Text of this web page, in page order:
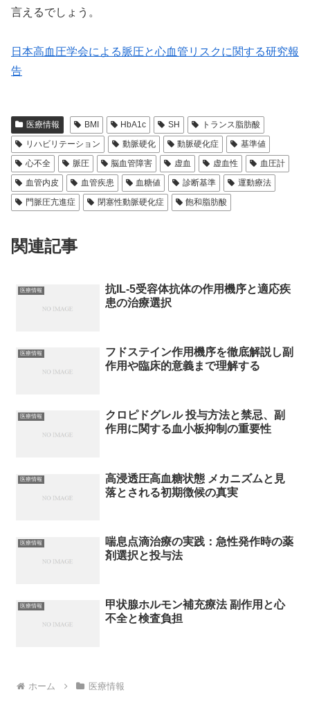
言えるでしょう。
日本高血圧学会による脈圧と心血管リスクに関する研究報
告
医療情報 BMI HbA1c SH
トランス脂肪酸
リハビリテーション
動脈硬化 動脈硬化症
基準値
心不全
脈圧 脳血管障害 虚血 虚血性
血圧計
血管内皮
血管疾患 血糖値 診断基準
運動療法
門脈圧亢進症
閉塞性動脈硬化症 飽和脂肪酸
関連記事
医療情報
抗IL-5受容体抗体の作用機序と適応疾
患の治療選択
医療情報
フドステイン作用機序を徹底解説し副
作用や臨床的意義まで理解する
医療情報
クロピドグレル 投与方法と禁忌、副
作用に関する血小板抑制の重要性
医療情報
高浸透圧高血糖状態 メカニズムと見
落とされる初期徴候の真実
医療情報
喘息点滴治療の実践：急性発作時の薬
剤選択と投与法
医療情報
甲状腺ホルモン補充療法 副作用と心
不全と検査負担
ホーム 医療情報